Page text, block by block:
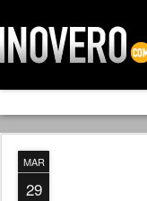
MAR
29